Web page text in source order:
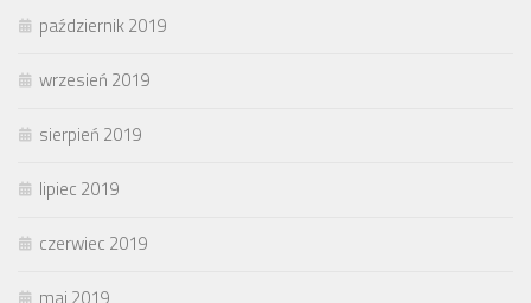
październik 2019
wrzesień 2019
sierpień 2019
lipiec 2019
czerwiec 2019